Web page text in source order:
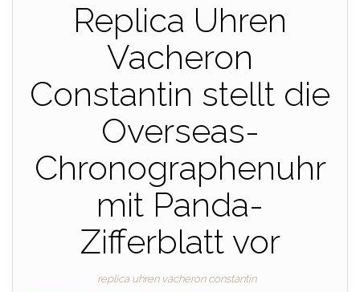
Replica Uhren
Vacheron
Constantin stellt die
Overseas-
Chronographenuhr
mit Panda-
Zifferblatt vor
replica uhren vacheron constantin